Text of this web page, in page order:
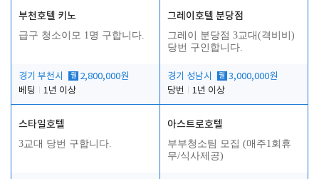
부천호텔 키노
급구 청소이모 1명 구합니다.
경기 부천시 월 2,800,000원
베팅
1년 이상
그레이호텔 분당점
그레이 분당점 3교대(격비비)
당번 구인합니다.
경기 성남시 월 3,000,000원
당번
1년 이상
스타일호텔
3교대 당번 구합니다.
아스트로호텔
부부청소팀 모집 (매주1회휴
무/식사제공)